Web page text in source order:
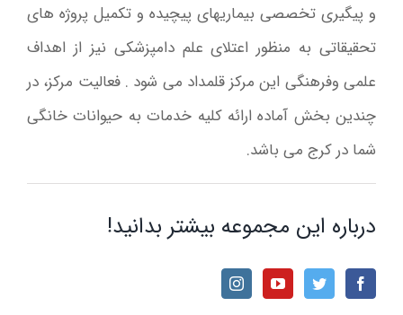
و پیگیری تخصصی بیماریهای پیچیده و تکمیل پروژه های
تحقیقاتی به منظور اعتلای علم دامپزشکی نیز از اهداف
علمی وفرهنگی این مرکز قلمداد می شود . فعالیت مرکز، در
چندین بخش آماده ارائه کلیه خدمات به حیوانات خانگی
شما در کرج می باشد.
درباره این مجموعه بیشتر بدانید!